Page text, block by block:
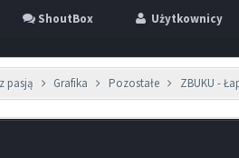
ShoutBox Użytkownicy
pasją Grafika Pozostałe ZBUKU -